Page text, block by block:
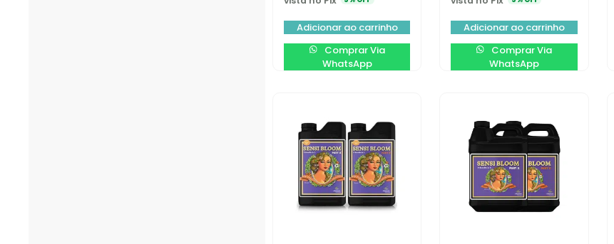
Adicionar ao carrinho
Comprar Via
WhatsApp
Adicionar ao carrinho
Comprar Via
WhatsApp